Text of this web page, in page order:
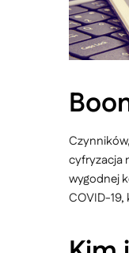
cyfryzacja
wygodnej
COVID-